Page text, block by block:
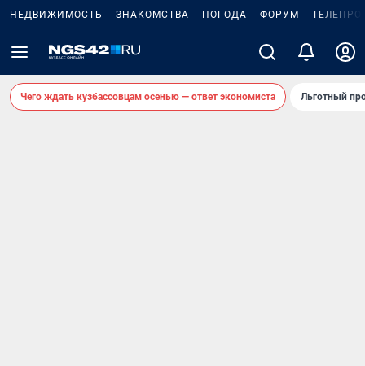
НЕДВИЖИМОСТЬ ЗНАКОМСТВА ПОГОДА ФОРУМ
Чего ждать кузбассовцам осенью — ответ экономиста Льготный